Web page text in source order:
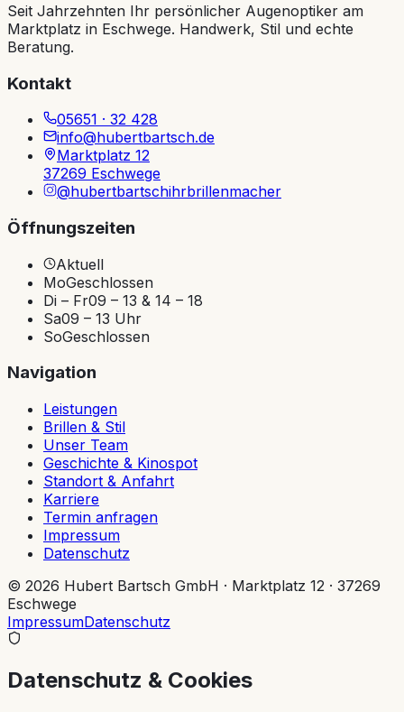
Seit Jahrzehnten Ihr persönlicher Augenoptiker am
Marktplatz in Eschwege. Handwerk, Stil und echte
Beratung.
Kontakt
05651 · 32 428
info@hubertbartsch.de
Marktplatz 12
37269 Eschwege
@hubertbartschihrbrillenmacher
Öffnungszeiten
Aktuell
MoGeschlossen
Di – Fr09 – 13 & 14 – 18
Sa09 – 13 Uhr
SoGeschlossen
Navigation
Leistungen
Brillen & Stil
Unser Team
Geschichte & Kinospot
Standort & Anfahrt
Karriere
Termin anfragen
Impressum
Datenschutz
© 2026 Hubert Bartsch GmbH · Marktplatz 12 · 37269
Eschwege
ImpressumDatenschutz
Datenschutz & Cookies